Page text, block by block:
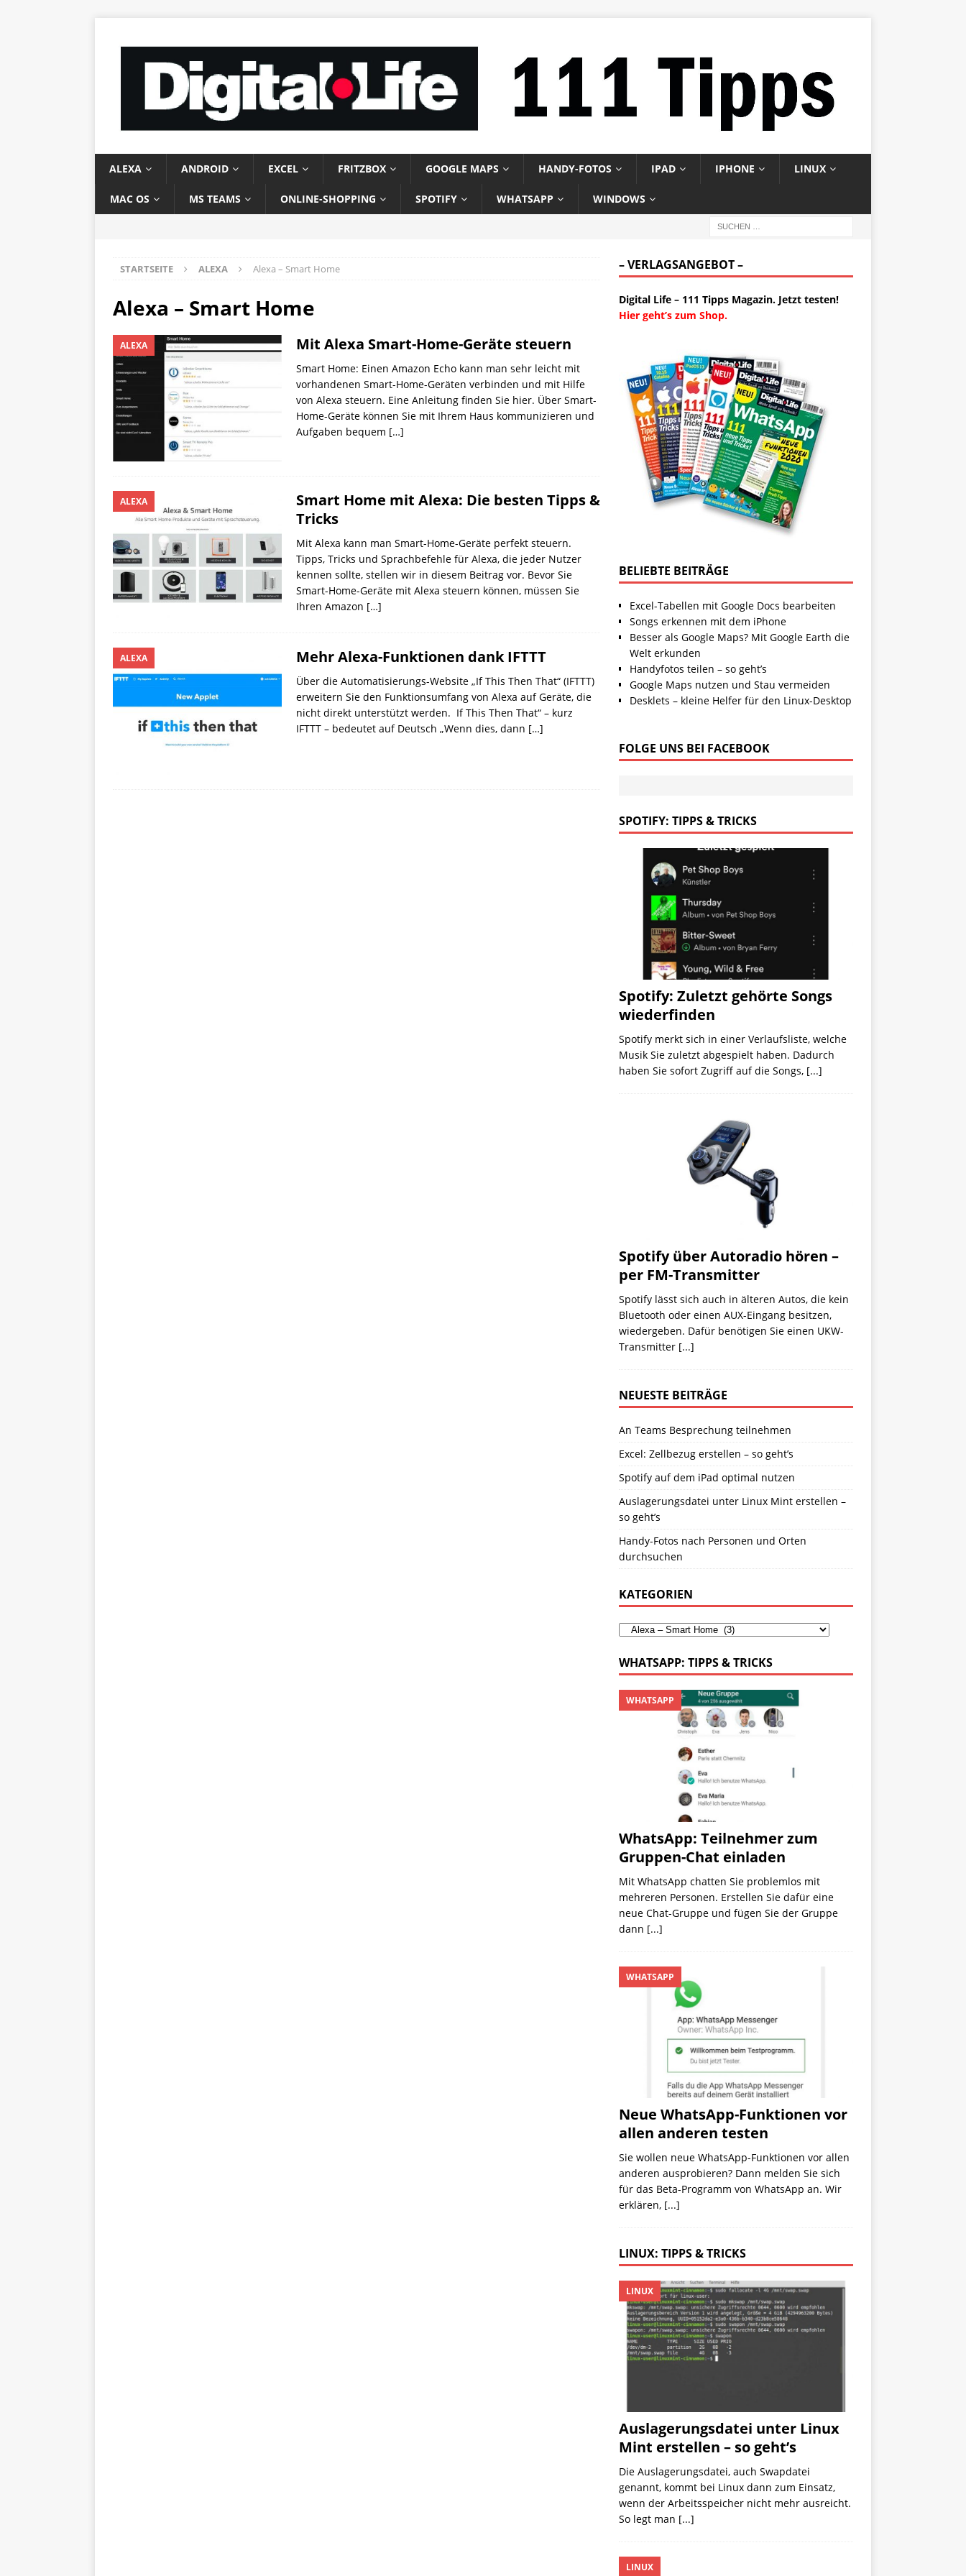
ALEXA ANDROID EXCEL FRITZBOX GOOGLE MAPS HANDY-FOTOS IPAD IPHONE LINUX
MAC OS MS TEAMS ONLINE-SHOPPING SPOTIFY WHATSAPP WINDOWS
STARTSEITE ALEXA Alexa – Smart Home
Alexa – Smart Home
ALEXA Mit Alexa Smart-Home-Geräte steuern
Smart Home: Einen Amazon Echo kann man sehr leicht mit
vorhandenen Smart-Home-Geräten verbinden und mit Hilfe
von Alexa steuern. Eine Anleitung finden Sie hier. Über Smart-
Home-Geräte können Sie mit Ihrem Haus kommunizieren und
Aufgaben bequem […]
ALEXA
Smart Home mit Alexa: Die besten Tipps &
Tricks
Mit Alexa kann man Smart-Home-Geräte perfekt steuern.
Tipps, Tricks und Sprachbefehle für Alexa, die jeder Nutzer
kennen sollte, stellen wir in diesem Beitrag vor. Bevor Sie
Smart-Home-Geräte mit Alexa steuern können, müssen Sie
Ihren Amazon […]
ALEXA Mehr Alexa-Funktionen dank IFTTT
Über die Automatisierungs-Website „If This Then That“ (IFTTT)
erweitern Sie den Funktionsumfang von Alexa auf Geräte, die
nicht direkt unterstützt werden. If This Then That“ – kurz
IFTTT – bedeutet auf Deutsch „Wenn dies, dann […]
– VERLAGSANGEBOT –
Digital Life – 111 Tipps Magazin. Jetzt testen!
Hier geht’s zum Shop.
BELIEBTE BEITRÄGE
Excel-Tabellen mit Google Docs bearbeiten
Songs erkennen mit dem iPhone
Besser als Google Maps? Mit Google Earth die
Welt erkunden
Handyfotos teilen – so geht’s
Google Maps nutzen und Stau vermeiden
Desklets – kleine Helfer für den Linux-Desktop
FOLGE UNS BEI FACEBOOK
SPOTIFY: TIPPS & TRICKS
Spotify: Zuletzt gehörte Songs
wiederfinden
Spotify merkt sich in einer Verlaufsliste, welche
Musik Sie zuletzt abgespielt haben. Dadurch
haben Sie sofort Zugriff auf die Songs, [...]
Spotify über Autoradio hören –
per FM-Transmitter
Spotify lässt sich auch in älteren Autos, die kein
Bluetooth oder einen AUX-Eingang besitzen,
wiedergeben. Dafür benötigen Sie einen UKW-
Transmitter [...]
NEUESTE BEITRÄGE
An Teams Besprechung teilnehmen
Excel: Zellbezug erstellen – so geht’s
Spotify auf dem iPad optimal nutzen
Auslagerungsdatei unter Linux Mint erstellen –
so geht’s
Handy-Fotos nach Personen und Orten
durchsuchen
KATEGORIEN
WHATSAPP: TIPPS & TRICKS
WhatsApp: Teilnehmer zum
Gruppen-Chat einladen
WHATSAPP
Mit WhatsApp chatten Sie problemlos mit
mehreren Personen. Erstellen Sie dafür eine
neue Chat-Gruppe und fügen Sie der Gruppe
dann [...]
Neue WhatsApp-Funktionen vor
allen anderen testen
WHATSAPP
Sie wollen neue WhatsApp-Funktionen vor allen
anderen ausprobieren? Dann melden Sie sich
für das Beta-Programm von WhatsApp an. Wir
erklären, [...]
LINUX: TIPPS & TRICKS
Auslagerungsdatei unter Linux
Mint erstellen – so geht’s
LINUX
Die Auslagerungsdatei, auch Swapdatei
genannt, kommt bei Linux dann zum Einsatz,
wenn der Arbeitsspeicher nicht mehr ausreicht.
So legt man [...]
LINUX